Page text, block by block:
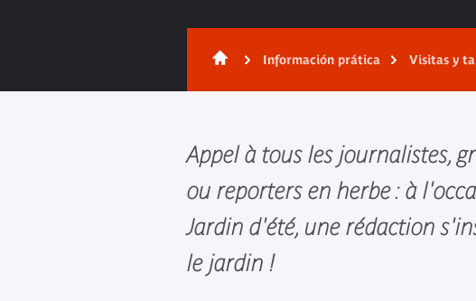
Información prática Visitas y
Appel à tous les journalistes,
ou reporters en herbe : à
Jardin d'été, une rédaction
le jardin !